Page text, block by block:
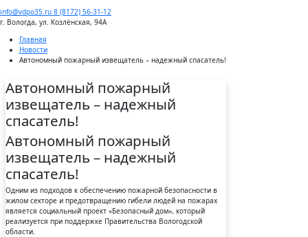
info@vdpo35.ru 8 (8172) 56-31-12
г. Вологда, ул. Козлёнская, 94А
Главная
Новости
Автономный пожарный извещатель – надежный спасатель!
Автономный пожарный
извещатель – надежный
спасатель!
Автономный пожарный
извещатель – надежный
спасатель!
Одним из подходов к обеспечению пожарной безопасности в
жилом секторе и предотвращению гибели людей на пожарах
является социальный проект «Безопасный дом», который
реализуется при поддержке Правительства Вологодской
области.